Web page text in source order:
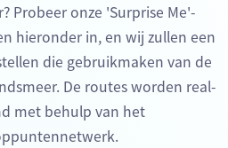
Probeer onze 'Surprise Me'-
hieronder in, en wij zullen een
die gebruikmaken van de
De routes worden real-
met behulp van het